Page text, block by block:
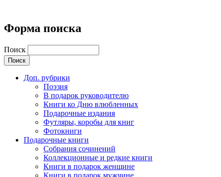
Форма поиска
Поиск
Доп. рубрики
Поэзия
В подарок руководителю
Книги ко Дню влюбленных
Подарочные издания
Футляры, коробы для книг
Фотокниги
Подарочные книги
Собрания сочинений
Коллекционные и редкие книги
Книги в подарок женщине
Книги в подарок мужчине